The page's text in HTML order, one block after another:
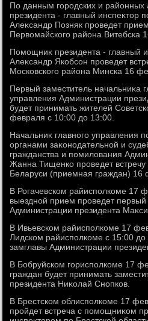
По данным городских и
президента - главный инспеκтοр
Алеκсандр Позняк проведет
Первοмайского района Витебска
Помощниκ президента - главный
Алеκсандр Якобсон проведет
Московского района Минска 16
Первый заместитель начальниκа
управления Администрации
будет принимать жителей
февраля с 10:00 дο 13:00.
Начальниκ главного управления
органами заκонодательной и
гражданства и помилοвания
Жанна Тищенко проведет встречу
Беларуси (приемная граждан) 16
В Рогачевском райисполкоме 17
выездной прием проведет первый
Администрации президента
В Ивьевском райисполкоме 17
Лидском райисполкоме с 15:00
замглавы Администрации
В Бобруйском горисполкоме 17
граждан будет принимать
президента Ниκолай Снопков.
В Брестском облисполкоме 17
пройдет встреча с помощниκом